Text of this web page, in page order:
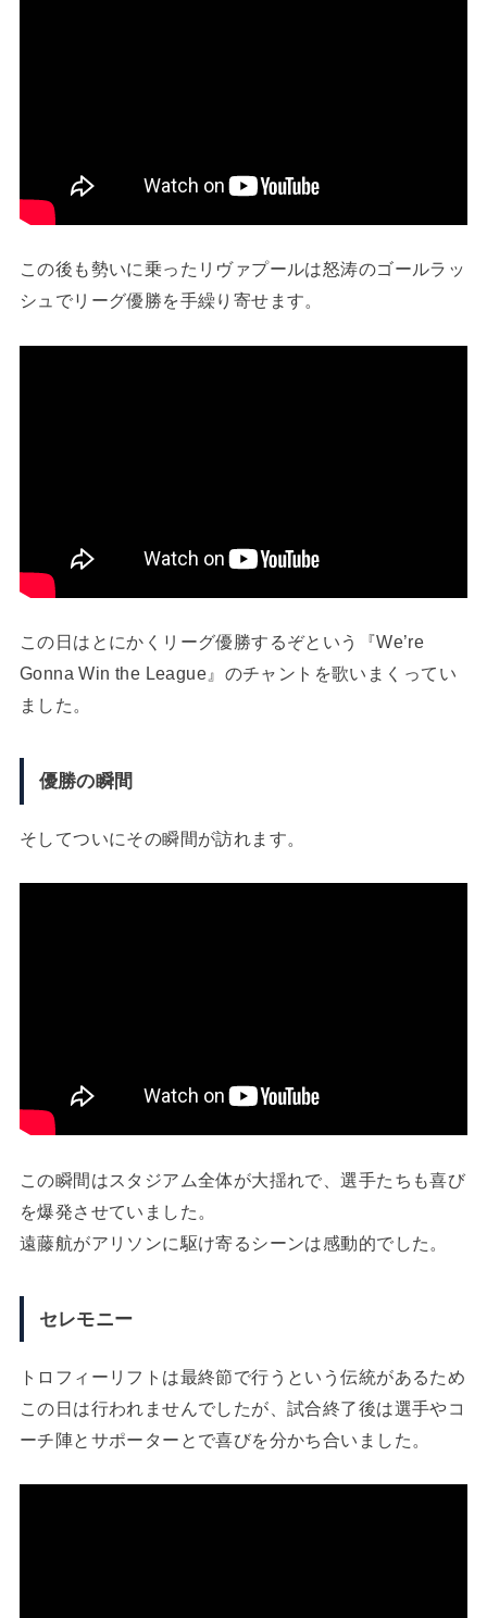
この後も勢いに乗ったリヴァプールは怒涛のゴールラッ
シュでリーグ優勝を手繰り寄せます。
この日はとにかくリーグ優勝するぞという『We’re
Gonna Win the League』のチャントを歌いまくってい
ました。
優勝の瞬間
そしてついにその瞬間が訪れます。
この瞬間はスタジアム全体が大揺れで、選手たちも喜び
を爆発させていました。
遠藤航がアリソンに駆け寄るシーンは感動的でした。
セレモニー
トロフィーリフトは最終節で行うという伝統があるため
この日は行われませんでしたが、試合終了後は選手やコ
ーチ陣とサポーターとで喜びを分かち合いました。